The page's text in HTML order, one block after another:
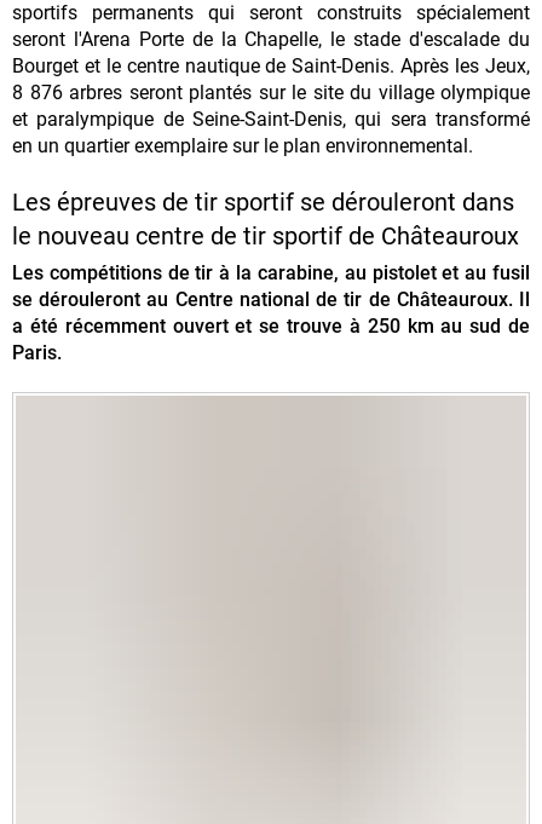
sportifs permanents qui seront construits spécialement
seront l'Arena Porte de la Chapelle, le stade d'escalade du
Bourget et le centre nautique de Saint-Denis. Après les Jeux,
8 876 arbres seront plantés sur le site du village olympique
et paralympique de Seine-Saint-Denis, qui sera transformé
en un quartier exemplaire sur le plan environnemental.
Les épreuves de tir sportif se dérouleront dans
le nouveau centre de tir sportif de Châteauroux
Les compétitions de tir à la carabine, au pistolet et au fusil
se dérouleront au Centre national de tir de Châteauroux. Il
a été récemment ouvert et se trouve à 250 km au sud de
Paris.